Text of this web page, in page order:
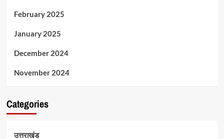
February 2025
January 2025
December 2024
November 2024
Categories
उत्तराखंड